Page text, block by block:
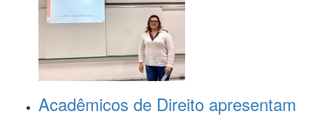
Acadêmicos de Direito apresentam